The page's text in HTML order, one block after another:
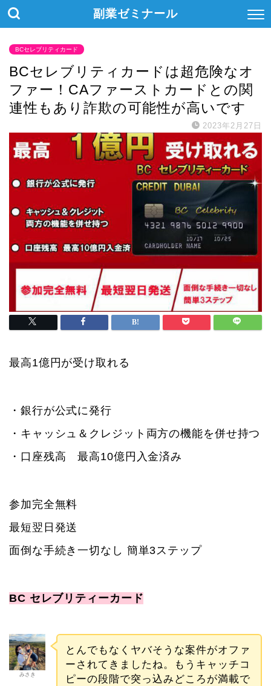
副業ゼミナール
BCセレブリティカード
BCセレブリティカードは超危険なオ
ファー！CAファーストカードとの関
連性もあり詐欺の可能性が高いです
2023年2月27日
最高1億円が受け取れる
・銀行が公式に発行
・キャッシュ＆クレジット両方の機能を併せ持つ
・口座残高 最高10億円入金済み
参加完全無料
最短翌日発送
面倒な手続き一切なし 簡単3ステップ
BC セレブリティーカード
みさき
とんでもなくヤバそうな案件がオファ
ーされてきましたね。もうキャッチコ
ピーの段階で突っ込みどころが満載で